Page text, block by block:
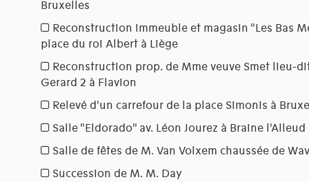
Bruxelles
Reconstruction immeuble et magasin "Les Bas
place du roi Albert à Liège
Reconstruction prop. de Mme veuve Smet lieu-
Gerard 2 à Flavion
Relevé d'un carrefour de la place Simonis à
Salle "Eldorado" av. Léon Jourez à Braine l'Alleud
Salle de fêtes de M. Van Volxem chaussée de
Succession de M. M. Day